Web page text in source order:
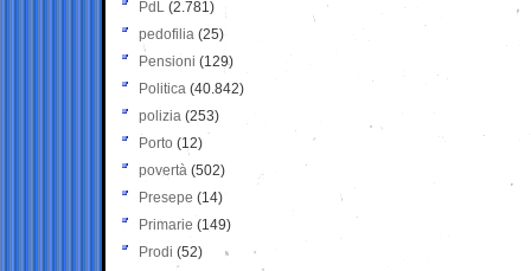
PdL (2.781)
pedofilia (25)
Pensioni (129)
Politica (40.842)
polizia (253)
Porto (12)
povertà (502)
Presepe (14)
Primarie (149)
Prodi (52)